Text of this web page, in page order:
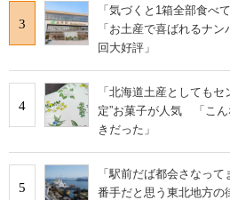
3
「気づくと1箱全部食べ
「お土産で喜ばれるナ
回大好評」
4
「北海道土産としても
定”お菓子が人気 「こ
きだった」
5
「駅前だば都会さなっ
番手だと思う東北地方